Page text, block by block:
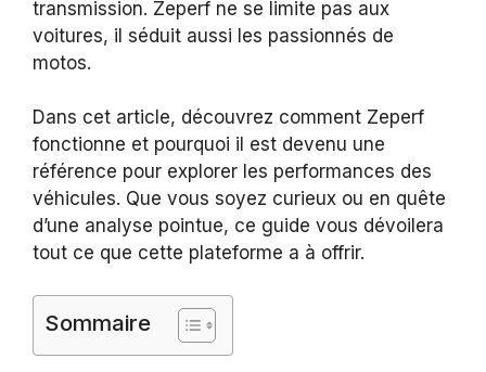
transmission. Zeperf ne se limite pas aux
voitures, il séduit aussi les passionnés de
motos.
Dans cet article, découvrez comment Zeperf
fonctionne et pourquoi il est devenu une
référence pour explorer les performances des
véhicules. Que vous soyez curieux ou en quête
d’une analyse pointue, ce guide vous dévoilera
tout ce que cette plateforme a à offrir.
Sommaire